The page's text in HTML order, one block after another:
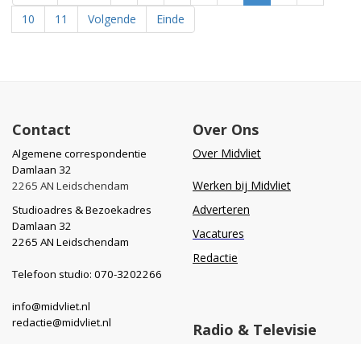
10
11 Volgende Einde
Contact
Algemene correspondentie
Damlaan 32
2265 AN Leidschendam
Studioadres & Bezoekadres
Damlaan 32
2265 AN Leidschendam
Telefoon studio: 070-3202266
info@midvliet.nl
redactie@midvliet.nl
Over Ons
Over Midvliet
Werken bij Midvliet
Adverteren
Vacatures
Redactie
Radio & Televisie